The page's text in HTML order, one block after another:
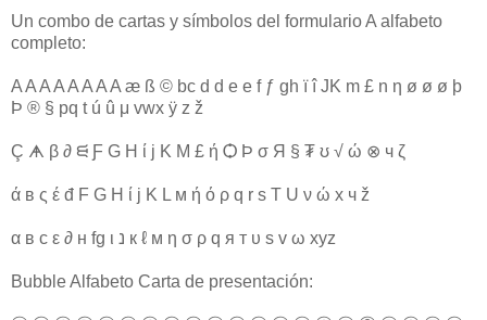
Un combo de cartas y símbolos del formulario A alfabeto
completo:
A A A A A A A A æ ß © bc d d e e f ƒ gh ï î JK m £ n η ø ø ø þ
Þ ® § pq t ú û μ vwx ÿ z ž
Ç ᗗ β ∂ ᙦ Ƒ G H ί ј K M £ ή Ѻ Þ σ Я § ₮ ʊ √ ώ ⊗ ч ζ
ά в ς έ đ F G H ί ј K L м ή ό ρ q r s T U ν ώ x ч ž
α в c ε ∂ н fg ι נ к ℓ м η σ ρ q я т υ s v ω xyz
Bubble Alfabeto Carta de presentación: